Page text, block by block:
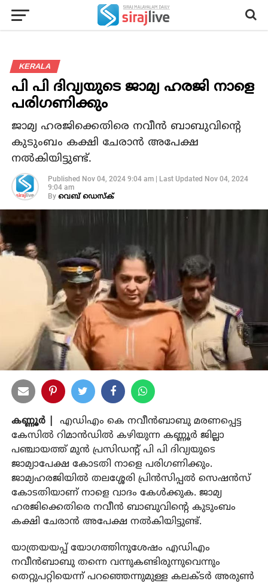
KERALA
പി പി ദിവ്യയുടെ ജാമ്യ ഹരജി നാളെ
പരിഗണിക്കും
ജാമ്യ ഹരജിക്കെതിരെ നവീന്‍ ബാബുവിന്റെ
കുടുംബം കക്ഷി ചേരാന്‍ അപേക്ഷ
നല്‍കിയിട്ടുണ്ട്.
Published Nov 04, 2024 9:04 am| Last Updated Nov 04, 2024
9:04 am
By വെബ് ഡെസ്‌ക്
കണ്ണൂര്‍ |
എഡിഎം കെ നവീന്‍ബാബു മരണപ്പെട്ട
കേസില്‍ റിമാന്‍ഡില്‍ കഴിയുന്ന കണ്ണൂര്‍ ജില്ലാ
പഞ്ചായത്ത് മുന്‍ പ്രസിഡന്റ് പി പി ദിവ്യയുടെ
ജാമ്യാപേക്ഷ കോടതി നാളെ പരിഗണിക്കും.
ജാമ്യഹരജിയില്‍ തലശ്ശേരി പ്രിന്‍സിപ്പല്‍ സെഷന്‍സ്
കോടതിയാണ് നാളെ വാദം കേള്‍ക്കുക. ജാമ്യ
ഹരജിക്കെതിരെ നവീന്‍ ബാബുവിന്റെ കുടുംബം
കക്ഷി ചേരാന്‍ അപേക്ഷ നല്‍കിയിട്ടുണ്ട്.
യാത്രയയപ്പ് യോഗത്തിനുശേഷം എഡിഎം
നവീന്‍ബാബു തന്നെ വന്നുകണ്ടിരുന്നുവെന്നും
തെറ്റുപറ്റിയെന്ന് പറഞ്ഞെന്നുമുള്ള കലക്ടര്‍ അരുണ്‍